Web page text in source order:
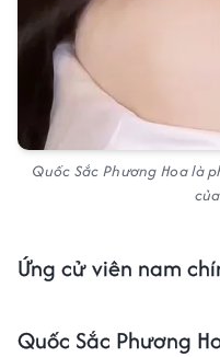
Quốc Sắc Phương Hoa là
Ứng cử viên nam
Quốc Sắc Phương